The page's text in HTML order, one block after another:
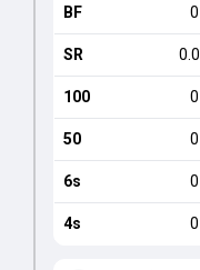
BF 0
SR
100 0
50 0
6s 0
4s 0